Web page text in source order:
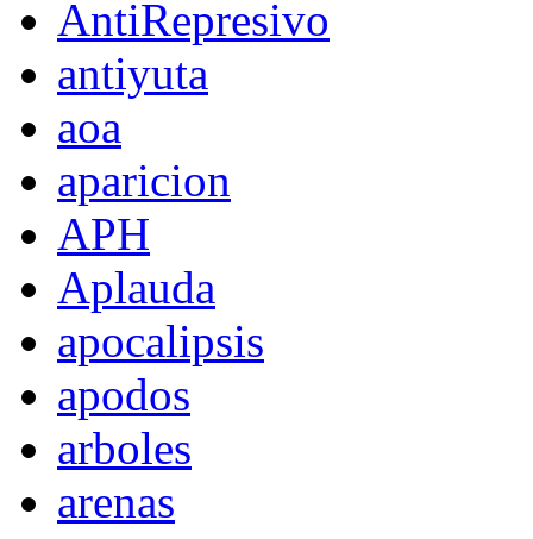
AntiRepresivo
antiyuta
aoa
aparicion
APH
Aplauda
apocalipsis
apodos
arboles
arenas